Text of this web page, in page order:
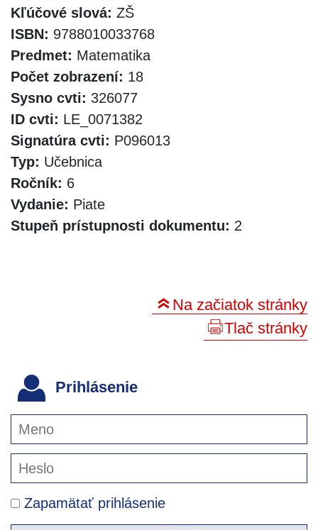
Kľúčové slová: ZŠ
ISBN: 9788010033768
Predmet: Matematika
Počet zobrazení: 18
Sysno cvti: 326077
ID cvti: LE_0071382
Signatúra cvti: P096013
Typ: Učebnica
Ročník: 6
Vydanie: Piate
Stupeň prístupnosti dokumentu: 2
Na začiatok stránky
Tlač stránky
Prihlásenie
Zapamätať prihlásenie